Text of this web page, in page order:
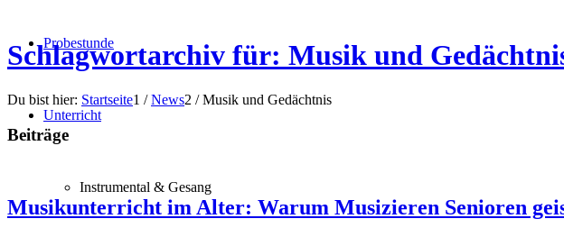
Probestunde
Unterricht
Instrumental & Gesang
Schlagwortarchiv für: Musik und
Du bist hier: Startseite1 / News2 / Musik und Gedächtnis
Beiträge
Musikunterricht im Alter: Warum Musizieren Senioren